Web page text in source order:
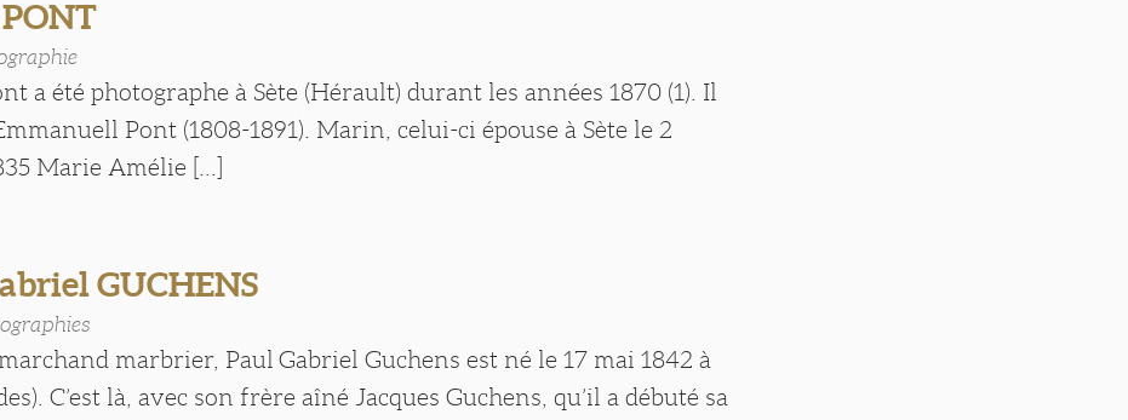
a été photographe à Sète (Hérault) durant les années 1870 (1). Il
Pont (1808-1891). Marin, celui-ci épouse à Sète le 2
Marie Amélie [...]
GUCHENS
marbrier, Paul Gabriel Guchens est né le 17 mai 1842 à
C’est là, avec son frère aîné Jacques Guchens, qu’il a débuté sa